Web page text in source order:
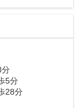
分
5分
28分